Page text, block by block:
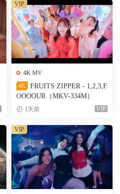
4K MV
4K
FRUITS ZIPPER - 1,2,3,F
OOOOUR（MKV-334M）
1天前 VIP
VIP
VIP